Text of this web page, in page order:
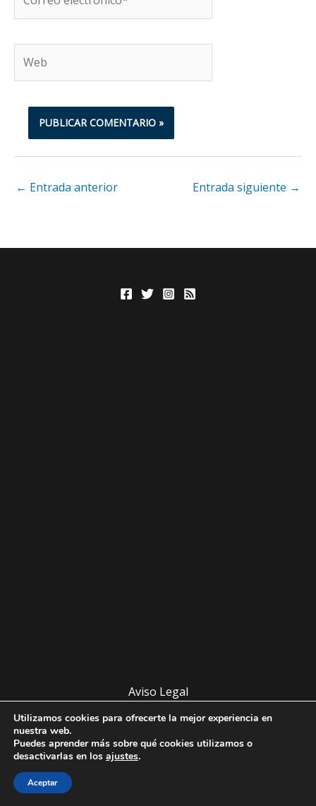
electrónico*
← Entrada anterior Entrada siguiente →
Aviso Legal
Política de Cookies
Copyright © 2026
Utilizamos cookies para ofrecerte la mejor experiencia en
nuestra web.
Puedes aprender más sobre qué cookies utilizamos o
desactivarlas en los ajustes.
Aceptar